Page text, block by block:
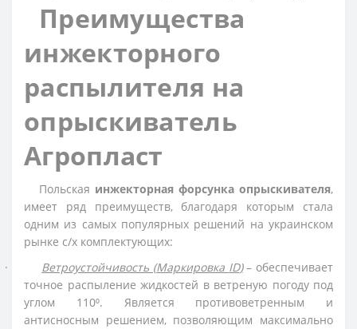
Преимущества
инжекторного
распылителя на
опрыскиватель
Агропласт
Польская инжекторная форсунка опрыскивателя,
имеет ряд преимуществ, благодаря которым стала
одним из самых популярных решений на украинском
рынке с/х комплектующих:
·
Ветроустойчивость (Маркировка ID)– обеспечивает
точное распыление жидкостей в ветреную погоду под
углом 110⁰. Является противоветренным и
антисносным решением, позволяющим максимально